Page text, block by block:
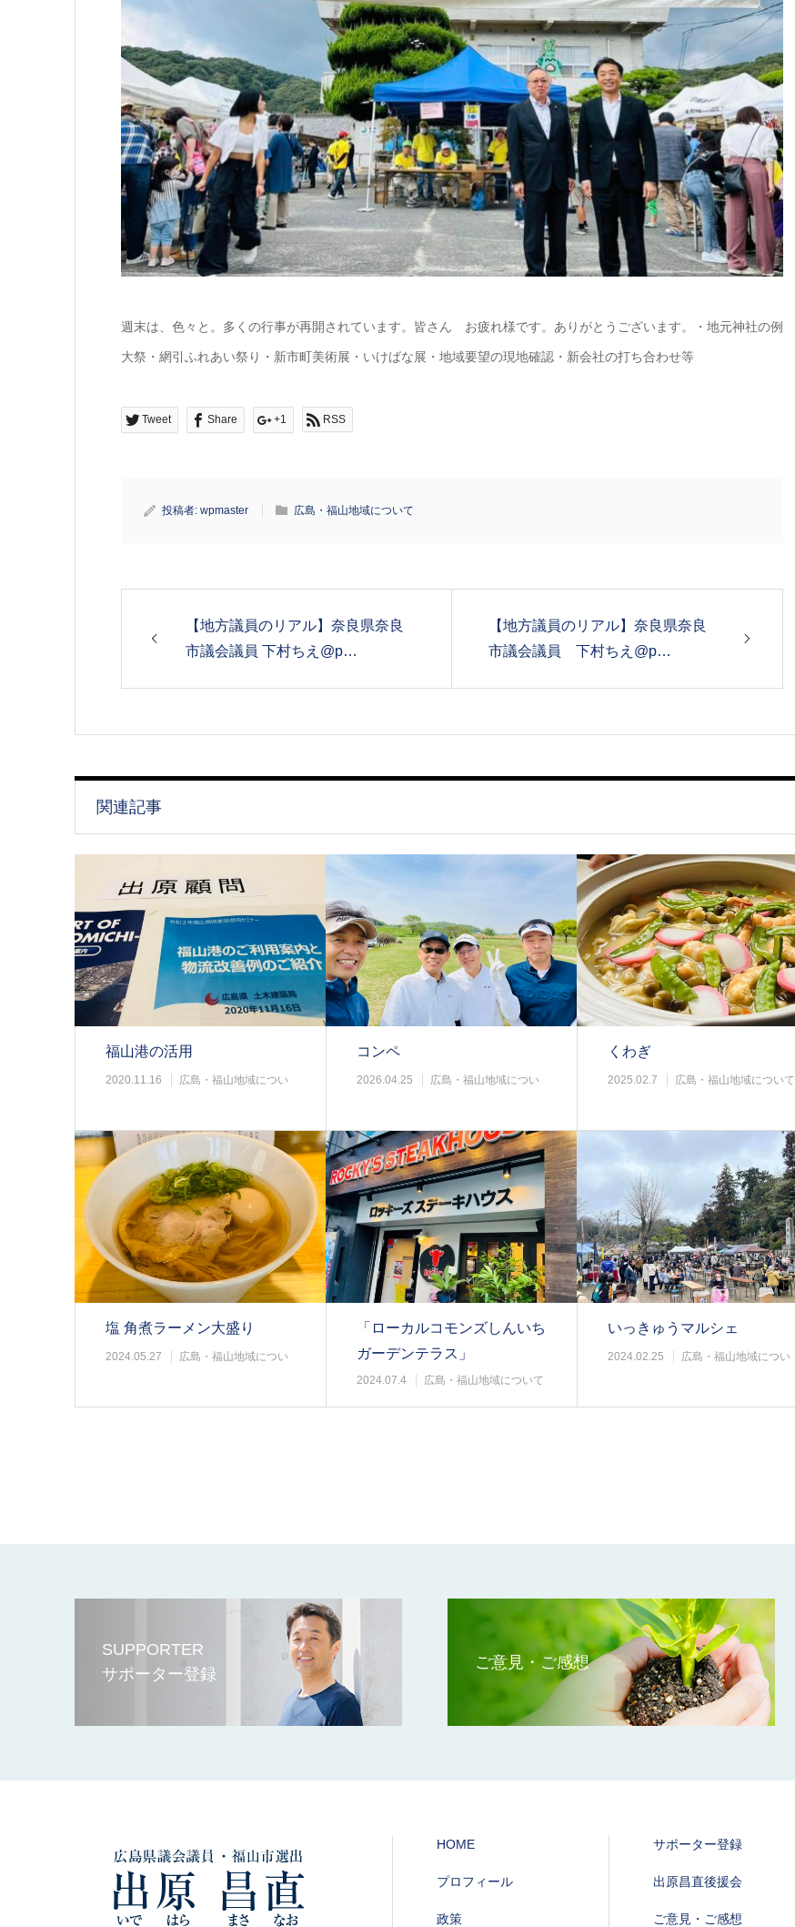
週末は、色々と。多くの行事が再開されています。皆さん お疲れ様です。ありがとうございます。・地元神社の例
大祭・網引ふれあい祭り・新市町美術展・いけばな展・地域要望の現地確認・新会社の打ち合わせ等
Tweet Share +1 RSS
投稿者: wpmaster 広島・福山地域について
【地方議員のリアル】奈良県奈良
市議会議員 下村ちえ@p…
【地方議員のリアル】奈良県奈良
市議会議員 下村ちえ@p…
関連記事
福山港の活用
2020.11.16
広島・福山地域につい
コンペ
2026.04.25
広島・福山地域につい
くわぎ
2025.02.7 広島・福山地域について
塩 角煮ラーメン大盛り
2024.05.27
広島・福山地域につい
「ローカルコモンズしんいち
ガーデンテラス」
2024.07.4 広島・福山地域について
いっきゅうマルシェ
2024.02.25
広島・福山地域につい
SUPPORTER
サポーター登録
ご意見・ご感想
HOME
プロフィール
政策
サポーター登録
出原昌直後援会
ご意見・ご感想